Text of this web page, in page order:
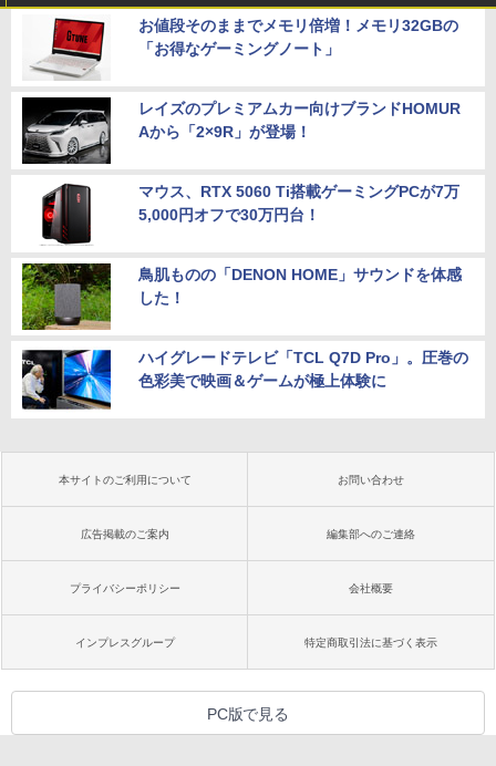
【 中古 】 NEC VersaPro タイプVX VKT
16/X 中古ノートパソコン 液晶15インチ
necノートパソコン中古 中古パソコン D
VDドライブ WEBカメラ NECノートパソ
コン office付き パソコン中古ノートwin
￥46,800
5
ore i7/メモリ:8GB/16GB/32GB/SSD:25
6GB/512GB/1TB/USB 3.2/DP/HDMI/Wi-f
i/2画面出力/Windows11/Windows10/Of
￥65,800
ゲーミングモニター 24.5インチ FHD 24
0Hz 1ms Fast IPSパネル HDMI2.0×1 DP
スプレイ MAXZEN MGM25IC04-F240
お値段そのままでメモリ倍増！メモリ32GBの
「お得なゲーミングノート」
レイズのプレミアムカー向けブランドHOMUR
Aから「2×9R」が登場！
マウス、RTX 5060 Ti搭載ゲーミングPCが7万
5,000円オフで30万円台！
鳥肌ものの「DENON HOME」サウンドを体感
した！
ハイグレードテレビ「TCL Q7D Pro」。圧巻の
色彩美で映画＆ゲームが極上体験に
本サイトのご利用について お問い合わせ
広告掲載のご案内 編集部へのご連絡
プライバシーポリシー 会社概要
インプレスグループ 特定商取引法に基づく表示
PC版で見る